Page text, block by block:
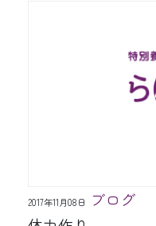
2017年11月08日
ブログ